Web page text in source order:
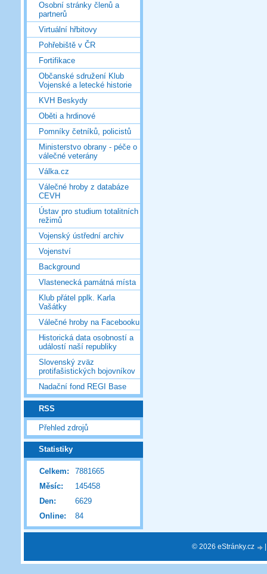
Osobní stránky členů a
partnerů
Virtuální hřbitovy
Pohřebiště v ČR
Fortifikace
Občanské sdružení Klub
Vojenské a letecké historie
KVH Beskydy
Oběti a hrdinové
Pomníky četníků, policistů
Ministerstvo obrany - péče o
válečné veterány
Válka.cz
Válečné hroby z databáze
CEVH
Ústav pro studium totalitních
režimů
Vojenský ústřední archiv
Vojenství
Background
Vlastenecká památná místa
Klub přátel pplk. Karla
Vašátky
Válečné hroby na Facebooku
Historická data osobností a
událostí naší republiky
Slovenský zväz
protifašistických bojovníkov
Nadační fond REGI Base
RSS
Přehled zdrojů
Statistiky
Online: 84
Celkem:
7881665
Měsíc:
145458
Den:
6629
© 2026 eStránky.cz